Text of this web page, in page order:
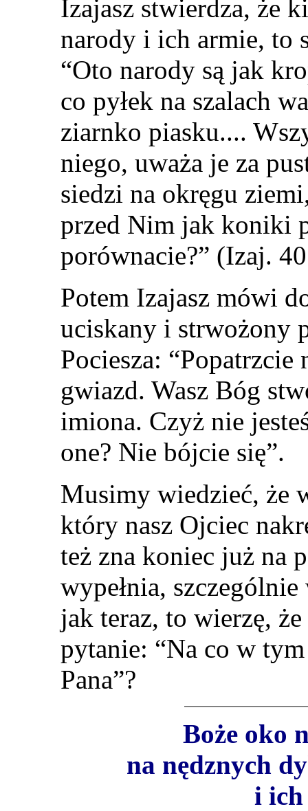
Izajasz stwierdza, że
narody i ich armie, to
“Oto narody są jak
co pyłek na szalach
ziarnko piasku....
niego, uważa je za
siedzi na okręgu
przed Nim jak koniki
porównacie?” (Izaj.
Potem Izajasz mówi
uciskany i strwożony
Pociesza:
gwiazd. Wasz Bóg
imiona. Czyż nie
one? Nie bójcie się”.
Musimy wiedzieć, że
który nasz Ojciec
też zna koniec już na
wypełnia,
jak teraz, to wierzę,
pytanie: “Na co w
Pana”?
Boże oko
na nędznych
i